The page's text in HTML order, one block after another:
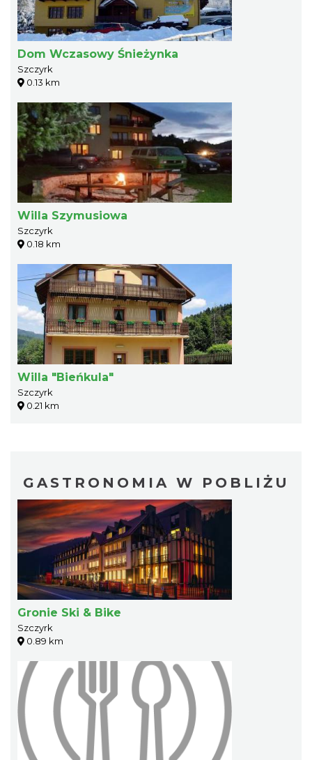
Dom Wczasowy Śnieżynka
Szczyrk
0.13 km
Willa Szymusiowa
Szczyrk
0.18 km
Willa "Bieńkula"
Szczyrk
0.21 km
GASTRONOMIA W POBLIŻU
Gronie Ski & Bike
Szczyrk
0.89 km